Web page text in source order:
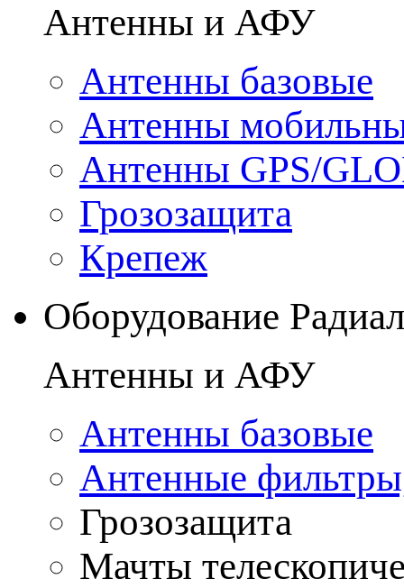
Антенны и АФУ
Антенны базовые
Антенны
Антенны GPS/
Грозозащита
Крепеж
Оборудование Радиал
Антенны и АФУ
Антенны базовые
Антенные
Грозозащита
Мачты